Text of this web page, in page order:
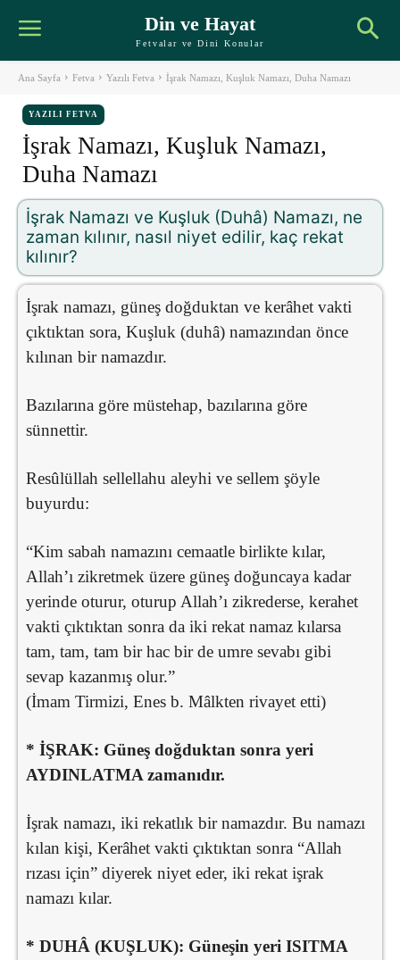
Din ve Hayat
Fetvalar ve Dini Konular
Ana Sayfa Fetva Yazılı Fetva İşrak Namazı, Kuşluk Namazı, Duha Namazı
YAZILI FETVA
İşrak Namazı, Kuşluk Namazı,
Duha Namazı
İşrak Namazı ve Kuşluk (Duhâ) Namazı, ne
zaman kılınır, nasıl niyet edilir, kaç rekat
kılınır?
İşrak namazı, güneş doğduktan ve kerâhet vakti
çıktıktan sora, Kuşluk (duhâ) namazından önce
kılınan bir namazdır.
Bazılarına göre müstehap, bazılarına göre
sünnettir.
Resûlüllah sellellahu aleyhi ve sellem şöyle
buyurdu:
“Kim sabah namazını cemaatle birlikte kılar,
Allah’ı zikretmek üzere güneş doğuncaya kadar
yerinde oturur, oturup Allah’ı zikrederse, kerahet
vakti çıktıktan sonra da iki rekat namaz kılarsa
tam, tam, tam bir hac bir de umre sevabı gibi
sevap kazanmış olur.”
(İmam Tirmizi, Enes b. Mâlkten rivayet etti)
* İŞRAK: Güneş doğduktan sonra yeri
AYDINLATMA zamanıdır.
İşrak namazı, iki rekatlık bir namazdır. Bu namazı
kılan kişi, Kerâhet vakti çıktıktan sonra “Allah
rızası için” diyerek niyet eder, iki rekat işrak
namazı kılar.
* DUHÂ (KUŞLUK): Güneşin yeri ISITMA